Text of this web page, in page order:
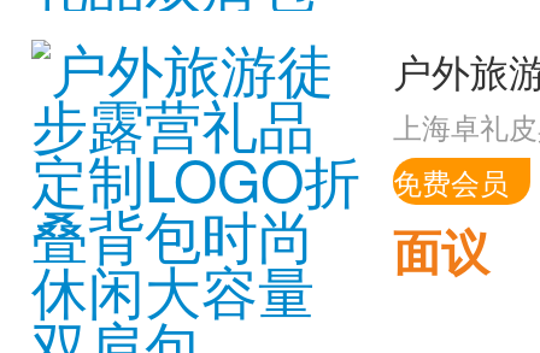
上海卓礼
免费会员
面议